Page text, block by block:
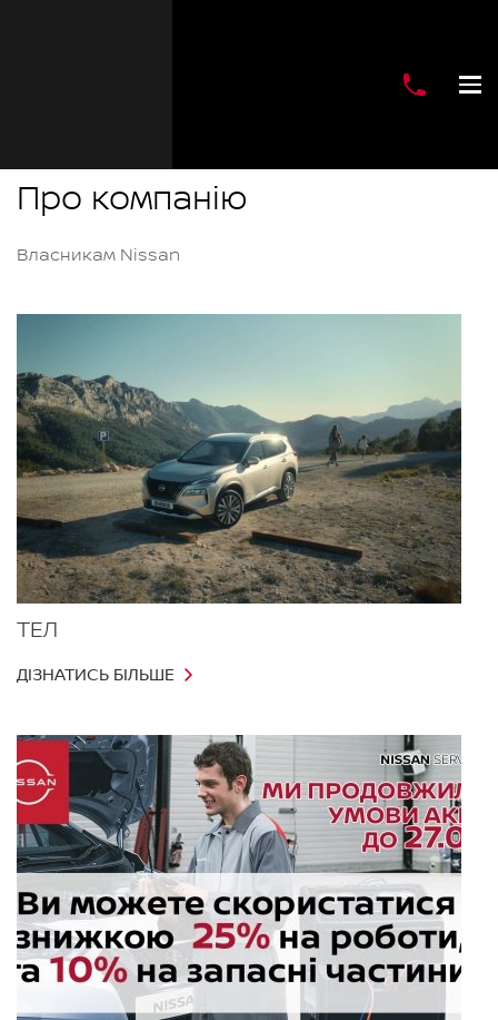
Про компанію
Власникам Nissan
ТЕЛ
ДІЗНАТИСЬ БІЛЬШЕ